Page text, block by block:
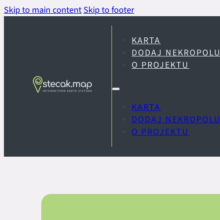
Skip to main contentSkip to footer
KARTA
DODAJ
O PROJEKTU
KARTA
DODAJ
O PROJEKTU